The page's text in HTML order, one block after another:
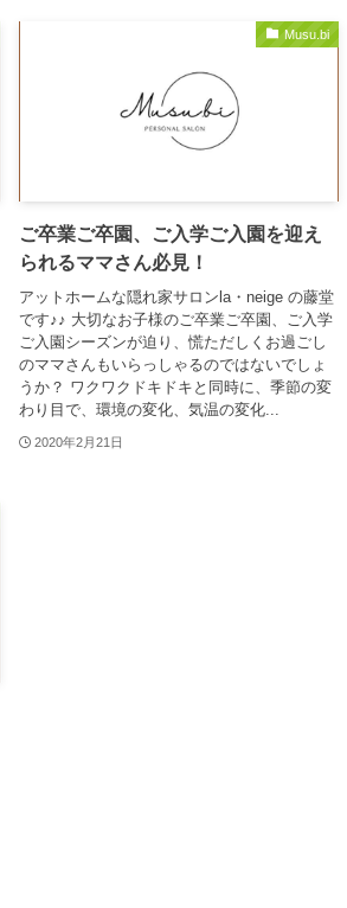
Musu.bi
ご卒業ご卒園、ご入学ご入園を迎え
られるママさん必見！
アットホームな隠れ家サロンla・neige の藤堂
です♪♪ 大切なお子様のご卒業ご卒園、ご入学
ご入園シーズンが迫り、慌ただしくお過ごし
のママさんもいらっしゃるのではないでしょ
うか？ ワクワクドキドキと同時に、季節の変
わり目で、環境の変化、気温の変化...
2020年2月21日